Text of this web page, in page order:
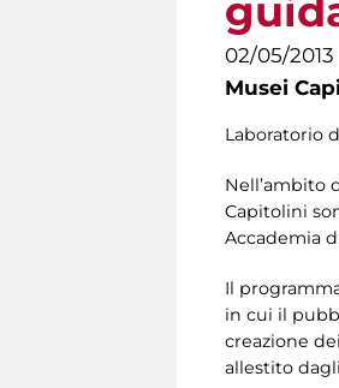
02/05/2013
Musei
Laboratorio
Nell’ambito
Capitolini
Accademia
Il
in cui il
creazione
allestito